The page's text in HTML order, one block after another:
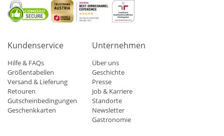
Kundenservice
Hilfe & FAQs
Größentabellen
Versand & Lieferung
Retouren
Gutscheinbedingungen
Geschenkkarten
Unternehmen
Über uns
Geschichte
Presse
Job & Karriere
Standorte
Newsletter
Gastronomie